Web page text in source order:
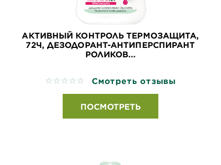
АКТИВНЫЙ КОНТРОЛЬ ТЕРМОЗАЩИТА,
72Ч, ДЕЗОДОРАНТ-АНТИПЕРСПИРАНТ
РОЛИКОВ...
No reviews Смотреть отзывы
ПОСМОТРЕТЬ